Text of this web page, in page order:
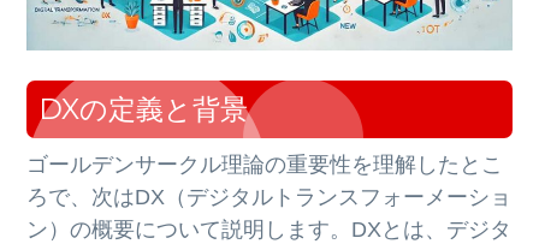
DXの定義と背景
ゴールデンサークル理論の重要性を理解したとこ
ろで、次はDX（デジタルトランスフォーメーショ
ン）の概要について説明します。DXとは、デジタ